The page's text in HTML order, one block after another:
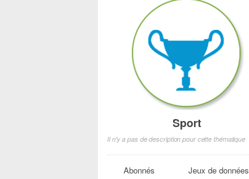
Sport
Il n'y a pas de description pour cette thématique
Abonnés Jeux de données